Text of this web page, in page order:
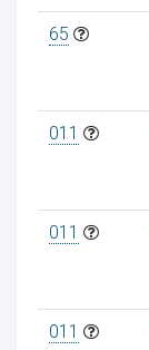
65
011
011
011